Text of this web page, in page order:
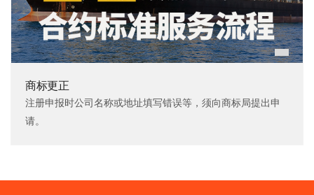
商标更正
注册申报时公司名称或地址填写错误等，须向商标局提出申
请。